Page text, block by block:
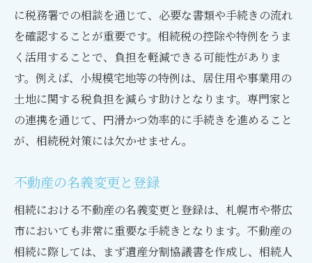
に税務署での相談を通じて、必要な書類や手続きの流れ
を確認することが重要です。相続税の控除や特例をうま
く活用することで、負担を軽減できる可能性がありま
す。例えば、小規模宅地等の特例は、居住用や事業用の
土地に関する税負担を減らす助けとなります。専門家と
の連携を通じて、円滑かつ効率的に手続きを進めること
が、相続税対策には欠かせません。
不動産の名義変更と登録
相続における不動産の名義変更と登録は、札幌市や帯広
市においても非常に重要な手続きとなります。不動産の
相続に際しては、まず遺産分割協議書を作成し、相続人